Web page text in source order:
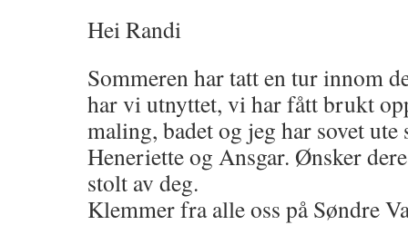
Hei Randi
Sommeren har tatt en tur innom
har vi utnyttet, vi har fått brukt
maling, badet og jeg har sovet ute
Heneriette og Ansgar. Ønsker
stolt av deg.
Klemmer fra alle oss på Søndre